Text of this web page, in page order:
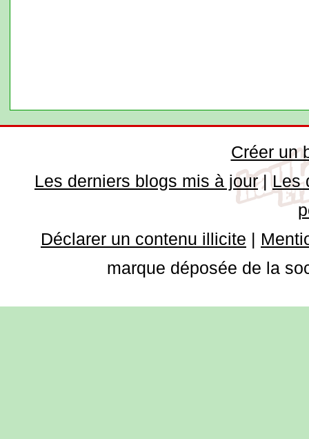
Créer un
Les derniers blogs mis à jour|Les
Déclarer un contenu illicite |
marque déposée de la